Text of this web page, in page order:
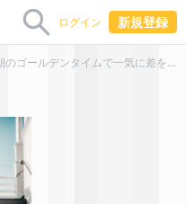
ログイン 新規登録
早朝のゴールデンタイムで一気に差を付けろ